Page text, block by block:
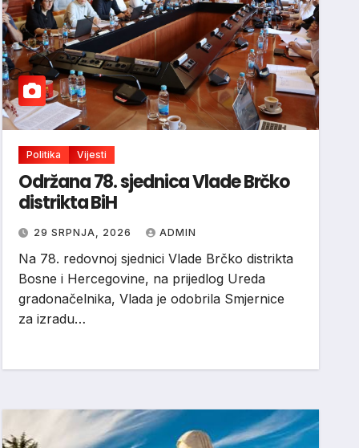
Politika Vijesti
Održana 78. sjednica Vlade Brčko
distrikta BiH
29 SRPNJA, 2026 ADMIN
Na 78. redovnoj sjednici Vlade Brčko distrikta
Bosne i Hercegovine, na prijedlog Ureda
gradonačelnika, Vlada je odobrila Smjernice
za izradu…